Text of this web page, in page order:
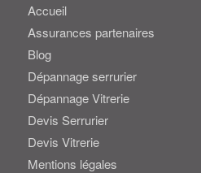
Accueil
Assurances partenaires
Blog
Dépannage serrurier
Dépannage Vitrerie
Devis Serrurier
Devis Vitrerie
Mentions légales